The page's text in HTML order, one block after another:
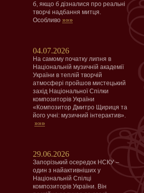
б, якщо б дізналися про реальні
творчі надбання митця.
Особливо »»»
04.07.2026
На самому початку липня в
Національній музичній академії
України в теплій творчій
атмосфері пройшов мистецький
захід Національної Спілки
композиторів України
«Композитор Дмитро Щириця та
його учні: музичний інтерактив».
»»»
29.06.2026
Запорізький осередок НСКУ –
один з найактивніших у
Національній Спілці
композиторів України. Він